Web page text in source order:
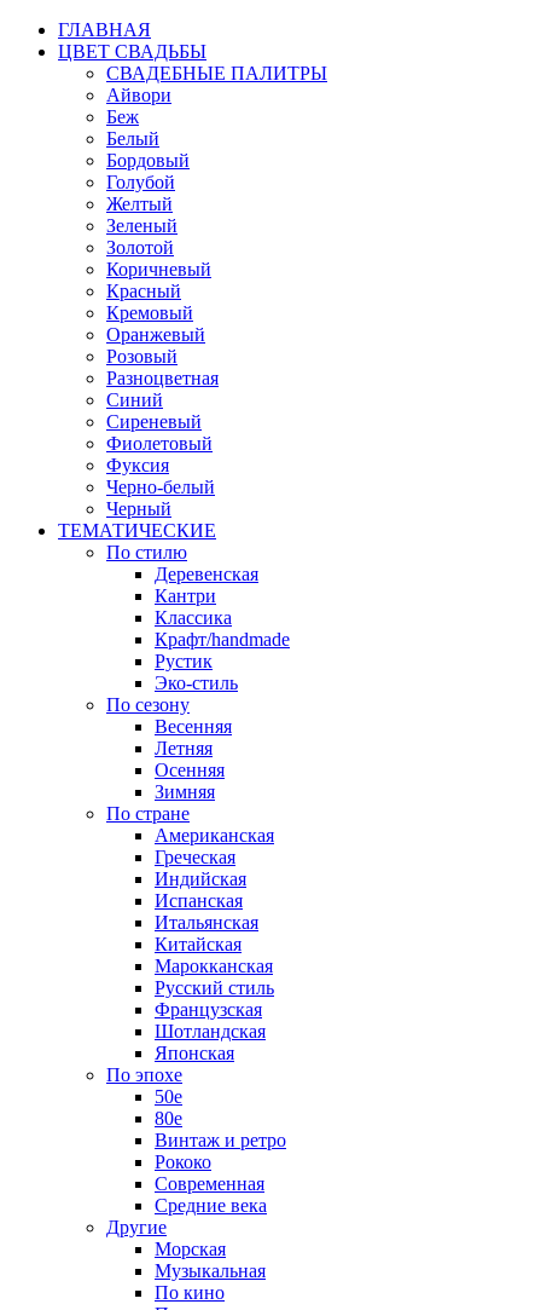
ГЛАВНАЯ
ЦВЕТ СВАДЬБЫ
СВАДЕБНЫЕ ПАЛИТРЫ
Айвори
Беж
Белый
Бордовый
Голубой
Желтый
Зеленый
Золотой
Коричневый
Красный
Кремовый
Оранжевый
Розовый
Разноцветная
Синий
Сиреневый
Фиолетовый
Фуксия
Черно-белый
Черный
ТЕМАТИЧЕСКИЕ
По стилю
Деревенская
Кантри
Классика
Крафт/handmade
Рустик
Эко-стиль
По сезону
Весенняя
Летняя
Осенняя
Зимняя
По стране
Американская
Греческая
Индийская
Испанская
Итальянская
Китайская
Марокканская
Русский стиль
Французская
Шотландская
Японская
По эпохе
50е
80е
Винтаж и ретро
Рококо
Современная
Средние века
Другие
Морская
Музыкальная
По кино